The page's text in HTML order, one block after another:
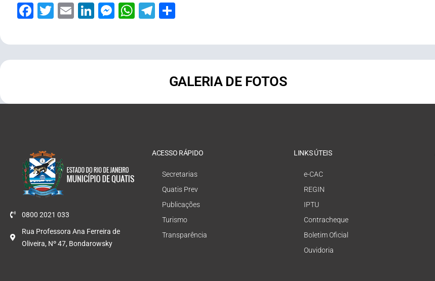
Facebook
Twitter
EmailLinkedIn
Messenger
WhatsApp
Telegram
GALERIA DE FOTOS
0800 2021 033
Rua Professora Ana Ferreira de
Oliveira, Nº 47, Bondarowsky
ACESSO RÁPIDO
Secretarias
Quatis Prev
Publicações
Turismo
Transparência
LINKS ÚTEIS
e-CAC
REGIN
IPTU
Contracheque
Boletim Oficial
Ouvidoria